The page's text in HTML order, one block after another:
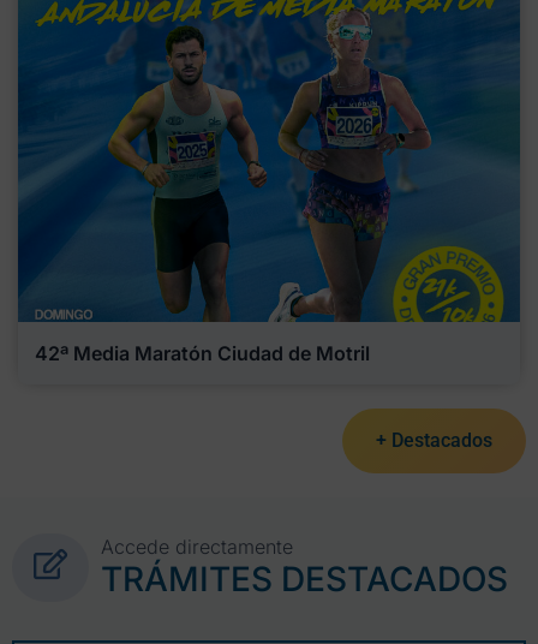
42ª Media Maratón Ciudad de Motril
+ Destacados
Accede directamente
TRÁMITES DESTACADOS